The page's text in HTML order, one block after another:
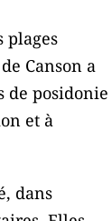
plages
Canson a
de posidonie
et à
dans